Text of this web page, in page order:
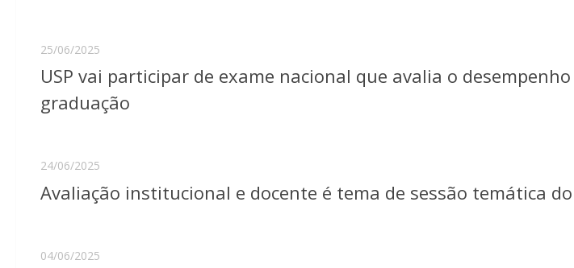
25/06/2025
USP vai participar de exame nacional que avalia o
graduação
24/06/2025
Avaliação institucional e docente é tema de sessão temática
04/06/2025